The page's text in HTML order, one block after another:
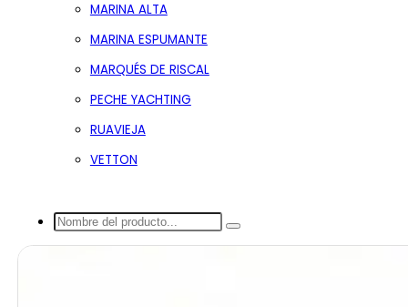
MARINA ALTA
MARINA ESPUMANTE
MARQUÉS DE RISCAL
PECHE YACHTING
RUAVIEJA
VETTON
Buscar...